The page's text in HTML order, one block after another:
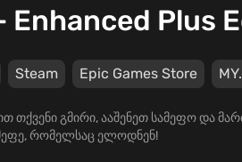
Plus
Steam Epic Games Store
თქვენი გმირი, ააშენეთ სამეფო და
რომელსაც ელოდნენ!